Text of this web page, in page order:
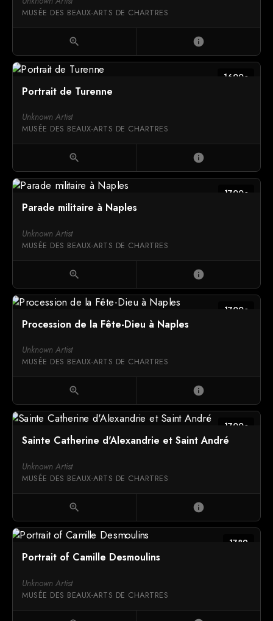
MUSÉE DES BEAUX-ARTS DE CHARTRES
zoom_in info
1600c
Portrait de Turenne
Unknown Artist
MUSÉE DES BEAUX-ARTS DE CHARTRES
zoom_in info
1700c
Parade militaire à Naples
Unknown Artist
MUSÉE DES BEAUX-ARTS DE CHARTRES
zoom_in info
1700c
Procession de la Fête-Dieu à Naples
Unknown Artist
MUSÉE DES BEAUX-ARTS DE CHARTRES
zoom_in info
1700c
Sainte Catherine d'Alexandrie et Saint André
Unknown Artist
MUSÉE DES BEAUX-ARTS DE CHARTRES
zoom_in info
1789
Portrait of Camille Desmoulins
Unknown Artist
MUSÉE DES BEAUX-ARTS DE CHARTRES